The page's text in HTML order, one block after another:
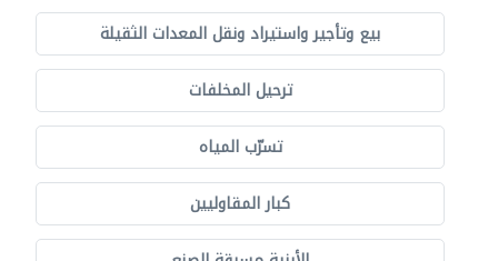
بيع وتأجير واستيراد ونقل المعدات الثقيلة
ترحيل المخلفات
تسرّب المياه
كبار المقاوليين